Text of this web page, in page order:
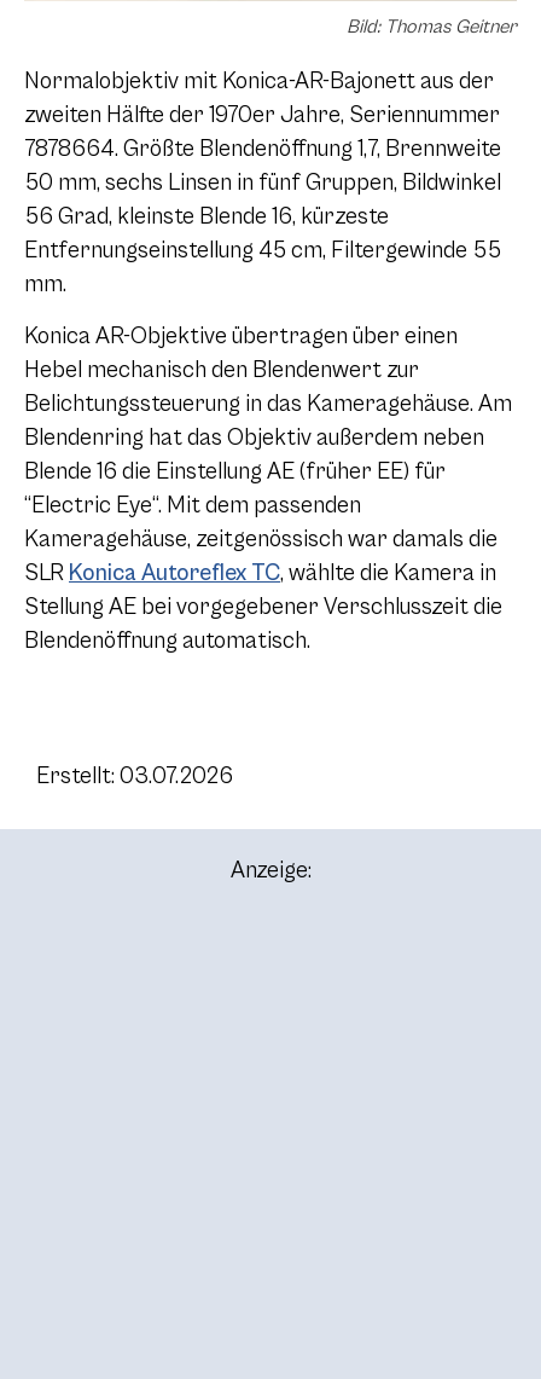
Bild: Thomas Geitner
Normalobjektiv mit Konica-AR-Bajonett aus der
zweiten Hälfte der 1970er Jahre, Seriennummer
7878664. Größte Blendenöffnung 1,7, Brennweite
50 mm, sechs Linsen in fünf Gruppen, Bildwinkel
56 Grad, kleinste Blende 16, kürzeste
Entfernungseinstellung 45 cm, Filtergewinde 55
mm.
Konica AR-Objektive übertragen über einen
Hebel mechanisch den Blendenwert zur
Belichtungssteuerung in das Kameragehäuse. Am
Blendenring hat das Objektiv außerdem neben
Blende 16 die Einstellung AE (früher EE) für
“Electric Eye“. Mit dem passenden
Kameragehäuse, zeitgenössisch war damals die
SLR Konica Autoreflex TC, wählte die Kamera in
Stellung AE bei vorgegebener Verschlusszeit die
Blendenöffnung automatisch.
Erstellt: 03.07.2026
Anzeige: